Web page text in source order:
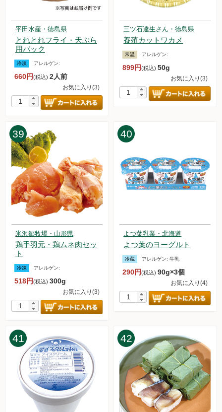
平田水産・徳島県
とれとれフライ・天ぷら
用パック
冷凍 アレルゲン:
660円(税込) 2人前
お気に入り(3)
三ツ石達生さん・徳島県
養殖カットワカメ
常温 アレルゲン:
899円(税込)50g
お気に入り(3)
39
米沢郷牧場・山形県
鶏手羽元・鶏ムネ肉セッ
ト
冷凍 アレルゲン:
518円(税込) 300g
お気に入り(3)
40
よつ葉乳業・北海道
よつ葉のヨーグルト
冷蔵 アレルゲン:牛乳
290円(税込)90g×3個
お気に入り(4)
41 42